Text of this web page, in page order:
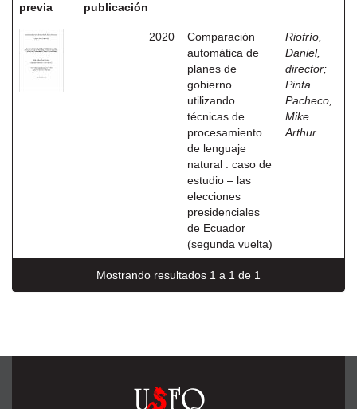
previa
publicación
2020
Comparación
automática de
planes de
gobierno
utilizando
técnicas de
procesamiento
de lenguaje
natural : caso de
estudio – las
elecciones
presidenciales
de Ecuador
(segunda vuelta)
Riofrío,
Daniel,
director;
Pinta
Pacheco,
Mike
Arthur
Mostrando resultados 1 a 1 de 1